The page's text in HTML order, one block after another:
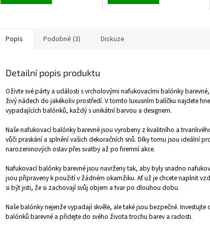
Popis Podobné (3) Diskuze
Detailní popis produktu
Oživte své párty a události s vrcholovými nafukovacími balónky barevné,
živý nádech do jakékoliv prostředí. V tomto luxusním balíčku najdete
vypadajících balónků, každý s unikátní barvou a designem.
Naše nafukovací balónky barevné jsou vyrobeny z kvalitního a
vůči praskání a splnění vašich dekoračních snů. Díky tomu jsou ideální
narozeninových oslav přes svatby až po firemní akce.
Nafukovací balónky barevné jsou navrženy tak, aby byly snadno
jsou připraveny k použití v žádném okamžiku. Ať už je chcete naplnit
si být jisti, že si zachovají svůj objem a tvar po dlouhou dobu.
Naše balónky nejenže vypadají skvěle, ale také jsou bezpečné. Investujte
balónků barevné a přidejte do svého života trochu barev a radosti.